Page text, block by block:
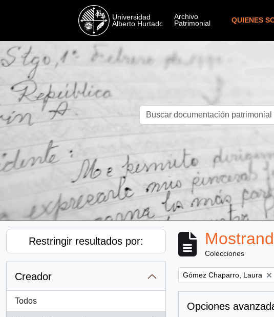
QUIENES
Restringir resultados por:
Creador
Todos
Colecciones
Remove filter:
Gómez Chaparro, Laura
Opciones